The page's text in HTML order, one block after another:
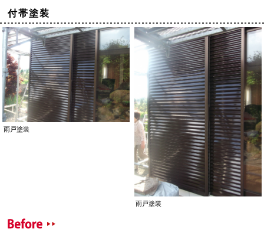
付帯塗装
雨戸塗装
雨戸塗装